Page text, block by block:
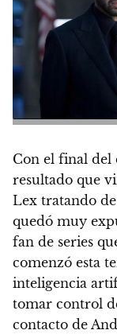
Con el final del
resultado que
Lex tratando
quedó muy
fan de series
comenzó esta
inteligencia
tomar control
contacto de